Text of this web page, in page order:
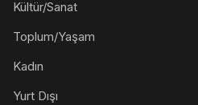
Kültür/Sanat
Toplum/Yaşam
Kadın
Yurt Dışı